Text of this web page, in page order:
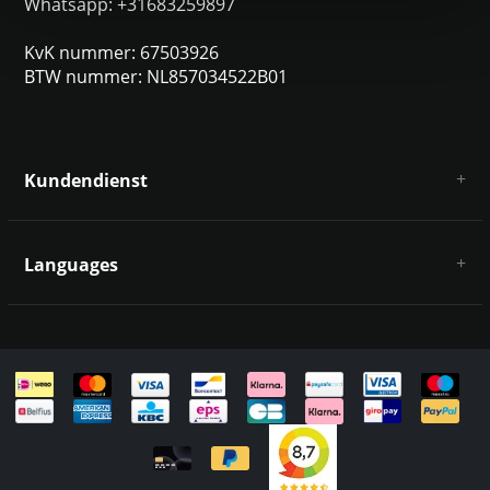
KvK nummer: 67503926
BTW nummer: NL857034522B01
Kundendienst
Haftungsausschluss und Datenschutz
Sitemap
Languages
English